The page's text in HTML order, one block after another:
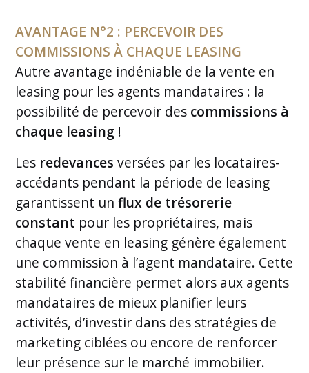
AVANTAGE N°2 : PERCEVOIR DES
COMMISSIONS À CHAQUE LEASING
Autre avantage indéniable de la vente en
leasing pour les agents mandataires : la
possibilité de percevoir des commissions à
chaque leasing !
Les redevances versées par les locataires-
accédants pendant la période de leasing
garantissent unflux de trésorerie
constant pour les propriétaires, mais
chaque vente en leasing génère également
une commission à l’agent mandataire. Cette
stabilité financière permet alors aux agents
mandataires de mieux planifier leurs
activités, d’investir dans des stratégies de
marketing ciblées ou encore de renforcer
leur présence sur le marché immobilier.